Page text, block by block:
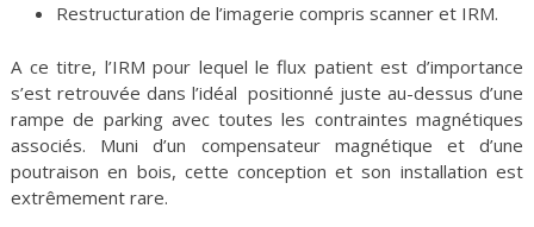
Restructuration de l’imagerie compris scanner et IRM.
A ce titre, l’IRM pour lequel le flux patient est d’importance
s’est retrouvée dans l’idéal positionné juste au-dessus d’une
rampe de parking avec toutes les contraintes magnétiques
associés. Muni d’un compensateur magnétique et d’une
poutraison en bois, cette conception et son installation est
extrêmement rare.